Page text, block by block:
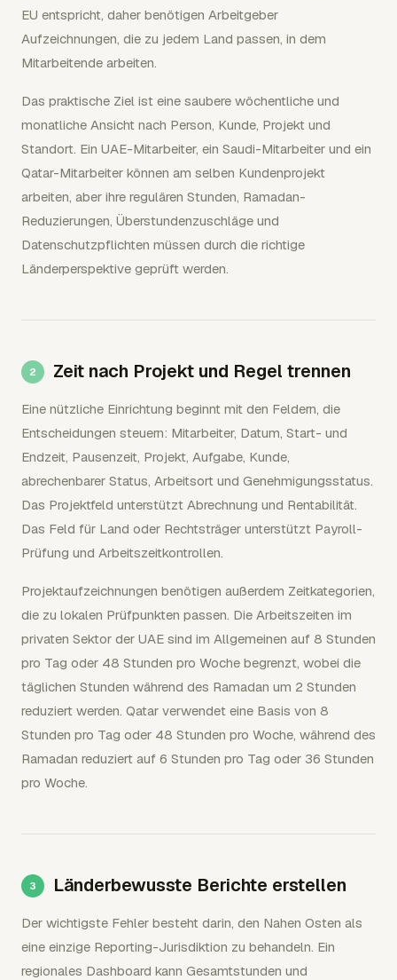
EU entspricht, daher benötigen Arbeitgeber
Aufzeichnungen, die zu jedem Land passen, in dem
Mitarbeitende arbeiten.
Das praktische Ziel ist eine saubere wöchentliche und
monatliche Ansicht nach Person, Kunde, Projekt und
Standort. Ein UAE-Mitarbeiter, ein Saudi-Mitarbeiter und ein
Qatar-Mitarbeiter können am selben Kundenprojekt
arbeiten, aber ihre regulären Stunden, Ramadan-
Reduzierungen, Überstundenzuschläge und
Datenschutzpflichten müssen durch die richtige
Länderperspektive geprüft werden.
Zeit nach Projekt und Regel trennen
Eine nützliche Einrichtung beginnt mit den Feldern, die
Entscheidungen steuern: Mitarbeiter, Datum, Start- und
Endzeit, Pausenzeit, Projekt, Aufgabe, Kunde,
abrechenbarer Status, Arbeitsort und Genehmigungsstatus.
Das Projektfeld unterstützt Abrechnung und Rentabilität.
Das Feld für Land oder Rechtsträger unterstützt Payroll-
Prüfung und Arbeitszeitkontrollen.
Projektaufzeichnungen benötigen außerdem Zeitkategorien,
die zu lokalen Prüfpunkten passen. Die Arbeitszeiten im
privaten Sektor der UAE sind im Allgemeinen auf 8 Stunden
pro Tag oder 48 Stunden pro Woche begrenzt, wobei die
täglichen Stunden während des Ramadan um 2 Stunden
reduziert werden. Qatar verwendet eine Basis von 8
Stunden pro Tag oder 48 Stunden pro Woche, während des
Ramadan reduziert auf 6 Stunden pro Tag oder 36 Stunden
pro Woche.
Länderbewusste Berichte erstellen
Der wichtigste Fehler besteht darin, den Nahen Osten als
eine einzige Reporting-Jurisdiktion zu behandeln. Ein
regionales Dashboard kann Gesamtstunden und